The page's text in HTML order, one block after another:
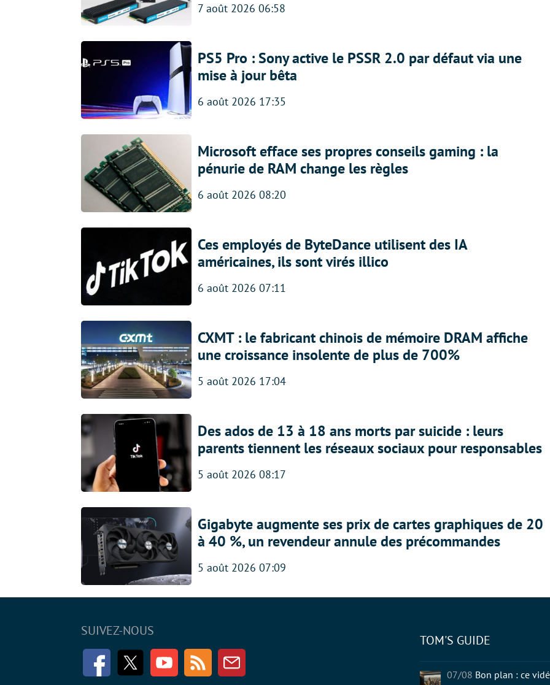
7 août 2026 06:58
PS5 Pro : Sony active le PSSR 2.0 par défaut via une
mise à jour bêta
6 août 2026 17:35
Microsoft efface ses propres conseils gaming : la
pénurie de RAM change les règles
6 août 2026 08:20
Ces employés de ByteDance utilisent des IA
américaines, ils sont virés illico
6 août 2026 07:11
CXMT : le fabricant chinois de mémoire DRAM affiche
une croissance insolente de plus de 700%
5 août 2026 17:04
Des ados de 13 à 18 ans morts par suicide : leurs
parents tiennent les réseaux sociaux pour responsables
5 août 2026 08:17
Gigabyte augmente ses prix de cartes graphiques de 20
à 40 %, un revendeur annule des précommandes
5 août 2026 07:09
SUIVEZ-NOUS
FacebookTwitter Youtube RSS Newsletter
TOM'S GUIDE
07/08 Bon plan : ce